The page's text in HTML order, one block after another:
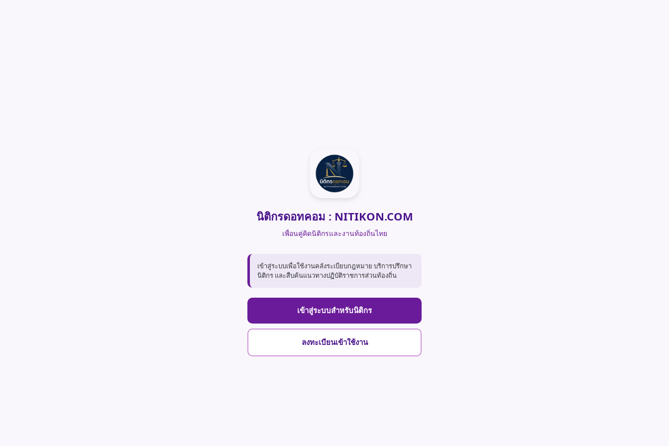
นิติกรดอทคอม : NITIKON.COM
เพื่อนคู่คิดนิติกรและงานท้องถิ่นไทย
เข้าสู่ระบบเพื่อใช้งานคลังระเบียบกฎหมาย บริการปรึกษา
นิติกร และสืบค้นแนวทางปฏิบัติราชการส่วนท้องถิ่น
เข้าสู่ระบบสำหรับนิติกร
ลงทะเบียนเข้าใช้งาน